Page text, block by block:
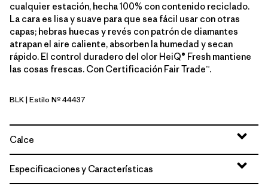
cualquier estación, hecha 100% con contenido reciclado.
La cara es lisa y suave para que sea fácil usar con otras
capas; hebras huecas y revés con patrón de diamantes
atrapan el aire caliente, absorben la humedad y secan
rápido. El control duradero del olor HeiQ® Fresh mantiene
las cosas frescas. Con Certificación Fair Trade™.
Black
BLK| Estilo Nº 44437
Calce
Especificaciones y Características